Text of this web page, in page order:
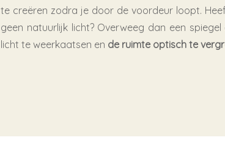
te creëren zodra je door de voordeur loopt.
geen natuurlijk licht? Overweeg dan een spiegel
licht te weerkaatsen en de ruimte optisch te